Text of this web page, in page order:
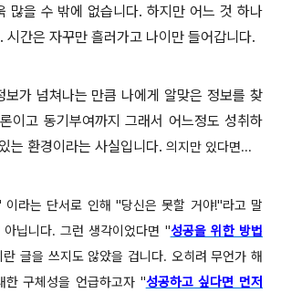
많을 수 밖에 없습니다. 하지만 어느 것 하나
시간은 자꾸만 흘러가고 나이만 들어갑니다.
보가 넘쳐나는 만큼 나에게 알맞은 정보를 찾
이고 동기부여까지 그래서 어느정도 성취하
는 환경이라는 사실입니다. 의지만 있다면...
라는 단서로 인해 "당신은 못할 거야!"라고 말
닙니다. 그런 생각이었다면 "성공을 위한 방법
란 글을 쓰지도 않았을 겁니다. 오히려 무언가 해
한 구체성을 언급하고자 "성공하고 싶다면 먼저